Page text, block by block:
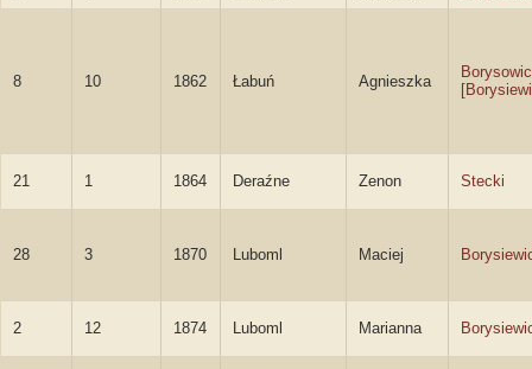
8 10 1862 Łabuń Agnieszka
21 1 1864 Deraźne Zenon Stecki
28 3 1870 Luboml Maciej
2 12 1874 Luboml Marianna